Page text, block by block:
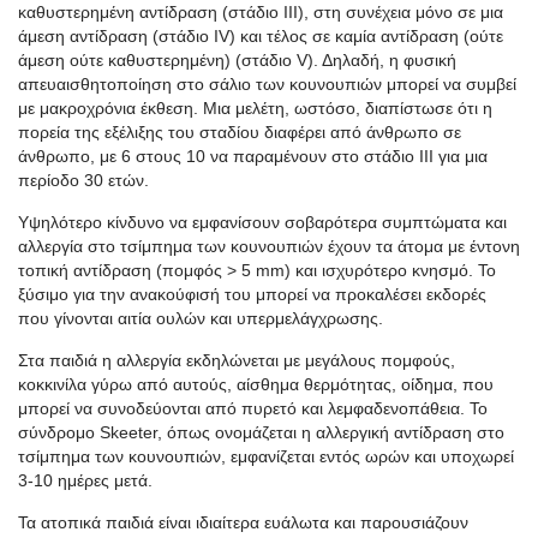
καθυστερημένη αντίδραση (στάδιο III), στη συνέχεια μόνο σε μια
άμεση αντίδραση (στάδιο IV) και τέλος σε καμία αντίδραση (ούτε
άμεση ούτε καθυστερημένη) (στάδιο V). Δηλαδή, η φυσική
απευαισθητοποίηση στο σάλιο των κουνουπιών μπορεί να συμβεί
με μακροχρόνια έκθεση. Μια μελέτη, ωστόσο, διαπίστωσε ότι η
πορεία της εξέλιξης του σταδίου διαφέρει από άνθρωπο σε
άνθρωπο, με 6 στους 10 να παραμένουν στο στάδιο III για μια
περίοδο 30 ετών.
Υψηλότερο κίνδυνο να εμφανίσουν σοβαρότερα συμπτώματα και
αλλεργία στο τσίμπημα των κουνουπιών έχουν τα άτομα με έντονη
τοπική αντίδραση (πομφός > 5 mm) και ισχυρότερο κνησμό. Το
ξύσιμο για την ανακούφισή του μπορεί να προκαλέσει εκδορές
που γίνονται αιτία ουλών και υπερμελάγχρωσης.
Στα παιδιά η αλλεργία εκδηλώνεται με μεγάλους πομφούς,
κοκκινίλα γύρω από αυτούς, αίσθημα θερμότητας, οίδημα, που
μπορεί να συνοδεύονται από πυρετό και λεμφαδενοπάθεια. Το
σύνδρομο Skeeter, όπως ονομάζεται η αλλεργική αντίδραση στο
τσίμπημα των κουνουπιών, εμφανίζεται εντός ωρών και υποχωρεί
3-10 ημέρες μετά.
Τα ατοπικά παιδιά είναι ιδιαίτερα ευάλωτα και παρουσιάζουν